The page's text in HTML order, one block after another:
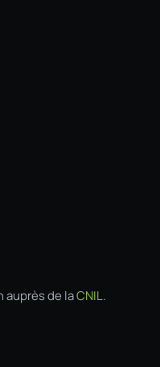
auprès de laCNIL.